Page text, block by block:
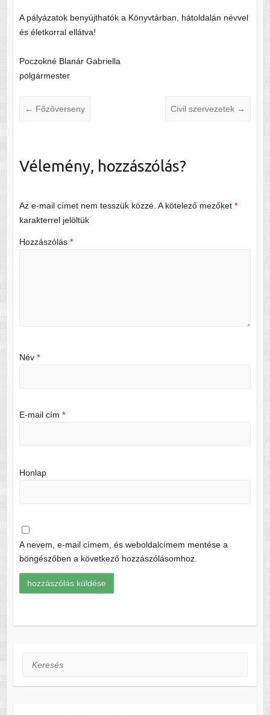
A pályázatok benyújthatók a Könyvtárban, hátoldalán névvel
és életkorral ellátva!
Poczokné Blanár Gabriella
polgármester
← Fõzõverseny Civil szervezetek →
Vélemény, hozzászólás?
Az e-mail címet nem tesszük közzé. A kötelező mezőket *
karakterrel jelöltük
Hozzászólás *
Név *
E-mail cím *
Honlap
A nevem, e-mail címem, és weboldalcímem mentése a
böngészőben a következő hozzászólásomhoz.
Keresés